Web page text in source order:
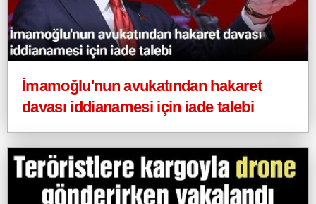
İmamoğlu'nun avukatından hakaret
davası iddianamesi için iade talebi